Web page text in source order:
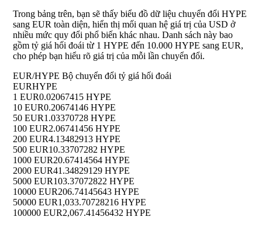
Trong bảng trên, bạn sẽ thấy biểu đồ dữ liệu chuyển đổi HYPE
sang EUR toàn diện, hiển thị mối quan hệ giá trị của USD ở
nhiều mức quy đổi phổ biến khác nhau. Danh sách này bao
gồm tỷ giá hối đoái từ 1 HYPE đến 10.000 HYPE sang EUR,
cho phép bạn hiểu rõ giá trị của mỗi lần chuyển đổi.
EUR/HYPE Bộ chuyển đổi tỷ giá hối đoái
EURHYPE
1 EUR0.02067415 HYPE
10 EUR0.20674146 HYPE
50 EUR1.03370728 HYPE
100 EUR2.06741456 HYPE
200 EUR4.13482913 HYPE
500 EUR10.33707282 HYPE
1000 EUR20.67414564 HYPE
2000 EUR41.34829129 HYPE
5000 EUR103.37072822 HYPE
10000 EUR206.74145643 HYPE
50000 EUR1,033.70728216 HYPE
100000 EUR2,067.41456432 HYPE